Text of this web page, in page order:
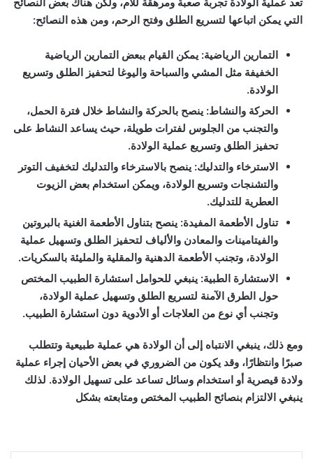
التي يمكن اتباعها لتسريع الطلق وفتح الرحم، ومن هذه النصائح:
التمارين الرياضية: يمكن القيام ببعض التمارين الرياضية
الخفيفة مثل المشي والسباحة واليوغا لتحفيز الطلق وتسريع
الولادة.
الحركة والنشاط: ينصح بالحركة والنشاط خلال فترة الحمل،
والتجنب من الجلوس لفترات طويلة، حيث يساعد النشاط على
تحفيز الطلق وتسريع عملية الولادة.
الاسترخاء والتدليك: ينصح بالاسترخاء والتدليك لتخفيف التوتر
والتشنجات وتسريع الولادة، ويمكن استخدام بعض الزيوت
العطرية للتدليك.
تناول الأطعمة المفيدة: ينصح بتناول الأطعمة الغنية بالبروتين
والفيتامينات والمعادن والألياف لتحفيز الطلق وتسهيل عملية
الولادة، وتجنب الأطعمة الدهنية والمقلية والمليئة بالسكريات.
الاستشارة الطبية: ينبغي للحوامل استشارة الطبيب المختص
حول الطرق الآمنة لتسريع الطلق وتسهيل عملية الولادة،
وتجنب أي نوع من العلاجات أو الأدوية دون استشارة الطبيب.
ومع ذلك، ينبغي الانتباه إلى أن الولادة هي عملية طبيعية وتتطلب
صبرًا وانتظارًا، وقد يكون من الضروري في بعض الأحيان إجراء عملية
ولادة قيصرية أو استخدام وسائل تساعد على تسهيل الولادة. لذلك
ينبغي الالتزام بنصائح الطبيب المختص ومتابعته بشكل